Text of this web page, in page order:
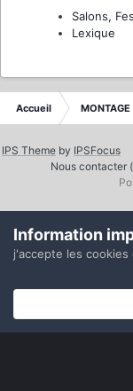
Salons,
Lexique
Accueil MONTAGE
IPS Theme by IPSFocus
Nous contacter
Information
j'accepte les cookies